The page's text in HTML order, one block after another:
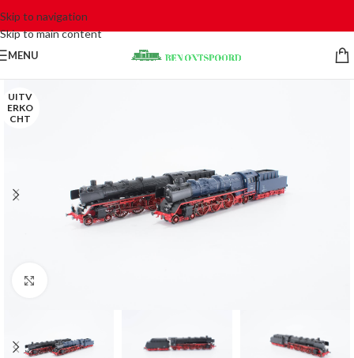
Skip to navigation
Skip to main content
MENU
UITV
ERKO
CHT